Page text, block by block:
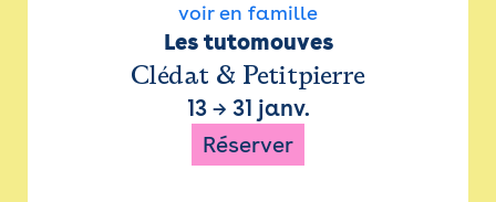
voir en famille
Les tutomouves
Clédat & Petitpierre
13→ 31 janv.
Réserver